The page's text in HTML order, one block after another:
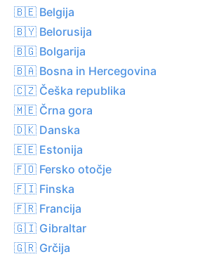
🇧🇪 Belgija
🇧🇾 Belorusija
🇧🇬 Bolgarija
🇧🇦 Bosna in Hercegovina
🇨🇿 Češka republika
🇲🇪 Črna gora
🇩🇰 Danska
🇪🇪 Estonija
🇫🇴 Fersko otočje
🇫🇮 Finska
🇫🇷 Francija
🇬🇮 Gibraltar
🇬🇷 Grčija